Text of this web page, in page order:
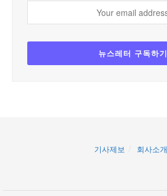
기사제보 회사소개